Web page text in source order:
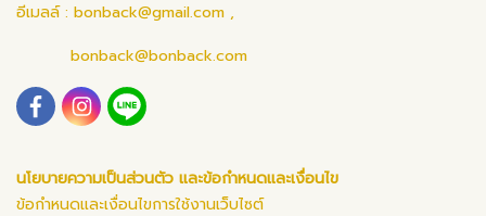
อีเมลล์ : bonback@gmail.com ,
bonback@bonback.com
นโยบายความเป็นส่วนตัว และข้อกำหนดและเงื่อนไข
ข้อกำหนดและเงื่อนไขการใช้งานเว็บไซต์